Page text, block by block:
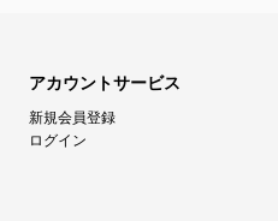
アカウントサービス
新規会員登録
ログイン